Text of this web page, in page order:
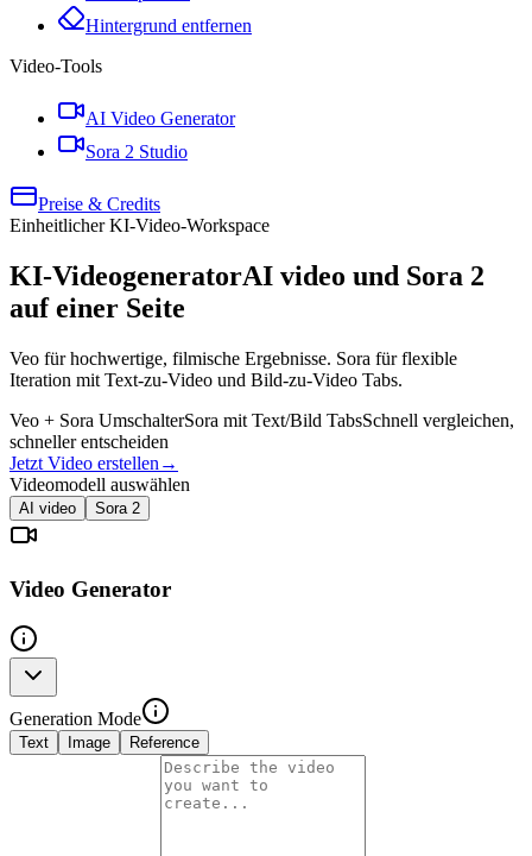
Hintergrund entfernen
Video-Tools
AI Video Generator
Sora 2 Studio
Preise & Credits
Einheitlicher KI-Video-Workspace
KI-VideogeneratorAI video und Sora 2
auf einer Seite
Veo für hochwertige, filmische Ergebnisse. Sora für flexible
Iteration mit Text-zu-Video und Bild-zu-Video Tabs.
Veo + Sora UmschalterSora mit Text/Bild TabsSchnell vergleichen,
schneller entscheiden
Jetzt Video erstellen →
Videomodell auswählen
AI video Sora 2
Video Generator
Generation Mode
Text Image Reference